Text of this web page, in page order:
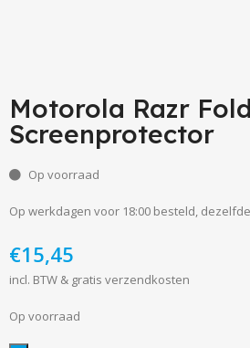
Motorola Razr
Screenprotector
Op voorraad
Op werkdagen voor 18:00 besteld,
€
incl. BTW & gratis verzendkosten
Op voorraad